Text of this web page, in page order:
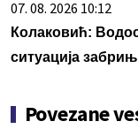
07. 08. 2026 10:12
Колаковић:
ситуација
Povezane